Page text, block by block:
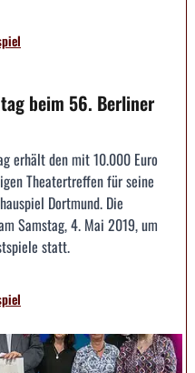
beim 56. Berliner
erhält den mit 10.000 Euro
Theatertreffen für seine
Dortmund. Die
Samstag, 4. Mai 2019, um
statt.